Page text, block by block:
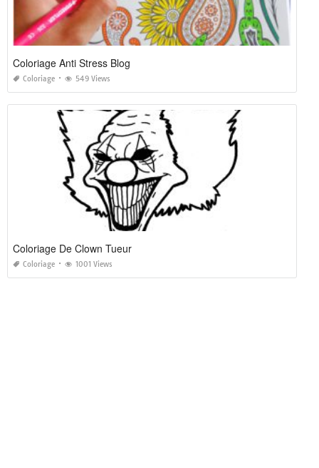
Coloriage Anti Stress Blog
Coloriage 549 Views
Coloriage De Clown Tueur
Coloriage 1001 Views